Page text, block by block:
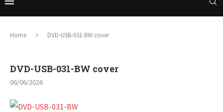
Home DVD-USB-031-BW cover
DVD-USB-031-BW cover
06/06/2026